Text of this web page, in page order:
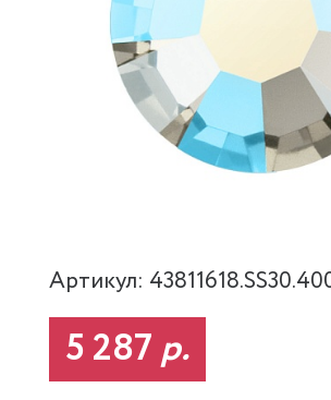
Артикул:
5 287р.